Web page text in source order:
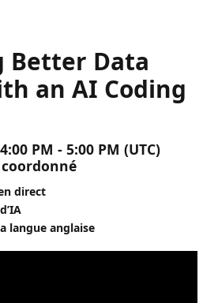
Better Data
an AI Coding
PM - 5:00 PM (UTC)
direct
langue anglaise